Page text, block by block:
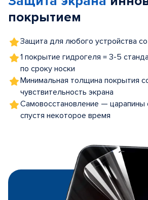
покрытием
Защита для любого устройства
1 покрытие гидрогеля = 3-5
по сроку носки
Минимальная толщина покрытия
чувствительность экрана
Самовосстановление — царапины
спустя некоторое время